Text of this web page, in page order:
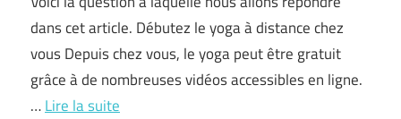
dans cet article. Débutez le yoga à distance chez
vous Depuis chez vous, le yoga peut être gratuit
grâce à de nombreuses vidéos accessibles en ligne.
…Lire la suite